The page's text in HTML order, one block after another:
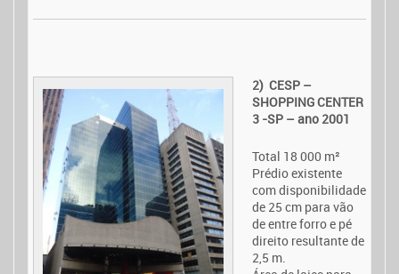
2) CESP –
SHOPPING CENTER
3 -SP – ano 2001
Total 18 000 m²
Prédio existente
com disponibilidade
de 25 cm para vão
de entre forro e pé
direito resultante de
2,5 m.